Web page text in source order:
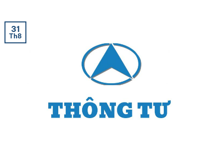
31
Th8